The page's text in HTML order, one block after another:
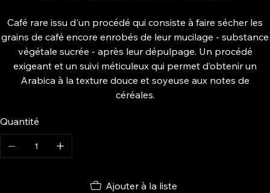
Café rare issu d'un procédé qui consiste à faire sécher les
grains de café encore enrobés de leur mucilage - substance
végétale sucrée - après leur dépulpage. Un procédé
exigeant et un suivi méticuleux qui permet d’obtenir un
Arabica à la texture douce et soyeuse aux notes de
céréales.
Quantité
Ajouter à la liste